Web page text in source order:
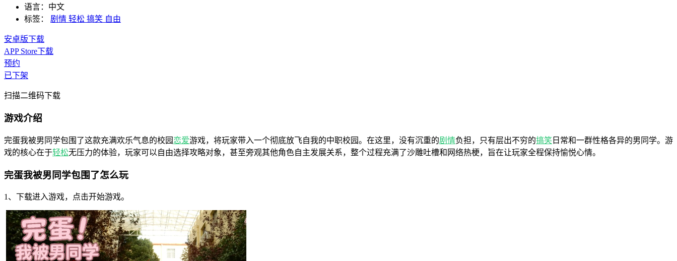
语言： 中文
标签：
剧情 轻松 搞笑 自由
安卓版下载
APP Store下载
预约
已下架
扫描二维码下载
游戏介绍
完蛋我被男同学包围了这款充满欢乐气息的校园 恋爱游戏，将玩家带入一个彻底放飞自我的中职校园。在这里，没有沉重的剧情负担，只有层出不穷的搞笑 日常和一群性格各异的男同学。游
戏的核心在于轻松无压力的体验，玩家可以自由选择攻略对象，甚至旁观其他角色自主发展关系，整个过程充满了沙雕吐槽和网络热梗，旨在让玩家全程保持愉悦心情。
完蛋我被男同学包围了怎么玩
1、下载进入游戏，点击开始游戏。